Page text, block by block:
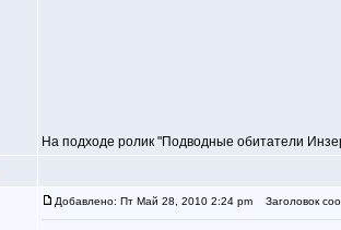
На подходе ролик "Подводные обитатели
Добавлено: Пт Май 28, 2010 2:24 pm Заголовок